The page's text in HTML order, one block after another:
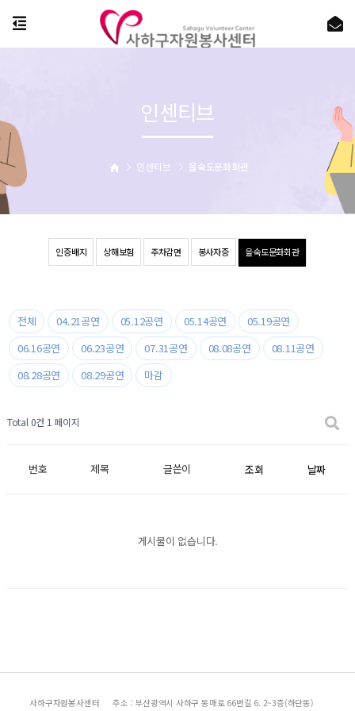
인증배지 상해보험 주차감면 봉사자증 을숙도문화회관
인센티브 을숙도문화회관
인센티브
전체 04.21공연 05.12공연 05.14공연
05.19공연
06.16공연
06.23공연 07.31공연 08.08공연
08.11공연
08.28공연
08.29공연 마감
Total 0건 1 페이지
번호 제목 글쓴이 조회 날짜
게시물이 없습니다.
사하구자원봉사센터
주소 : 부산광역시 사하구 동매로 66번길 6. 2~3층(하단동)